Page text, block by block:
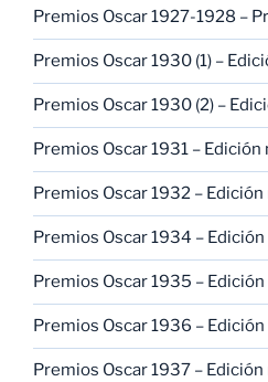
Premios Oscar 1927-1928 –
Premios Oscar 1930 (1) –
Premios Oscar 1930 (2) –
Premios Oscar 1931 –
Premios Oscar 1932 –
Premios Oscar 1934 –
Premios Oscar 1935 –
Premios Oscar 1936 –
Premios Oscar 1937 –